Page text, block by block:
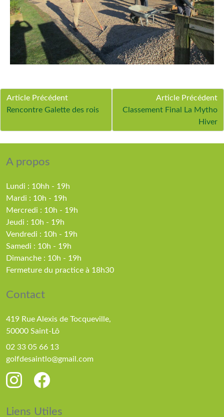
Article Précédent
Rencontre Galette des rois
Article Précédent
Classement Final La Mytho
Hiver
A propos
Lundi : 10hh - 19h
Mardi : 10h - 19h
Mercredi : 10h - 19h
Jeudi : 10h - 19h
Vendredi : 10h - 19h
Samedi : 10h - 19h
Dimanche : 10h - 19h
Fermeture du practice à 18h30
Contact
419 Rue Alexis de Tocqueville,
50000 Saint-Lô
02 33 05 66 13
golfdesaintlo@gmail.com
Liens Utiles